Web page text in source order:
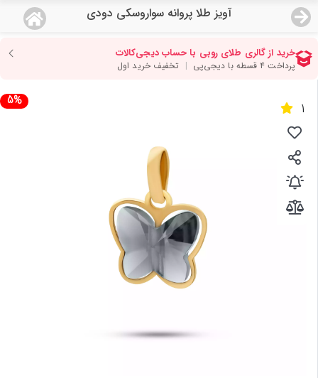
آویز طلا پروانه سواروسکی دودی
منو
صفحه اصلی
دسته بندی محصولات
نمایندگی ها
مجله روبی
5% 1